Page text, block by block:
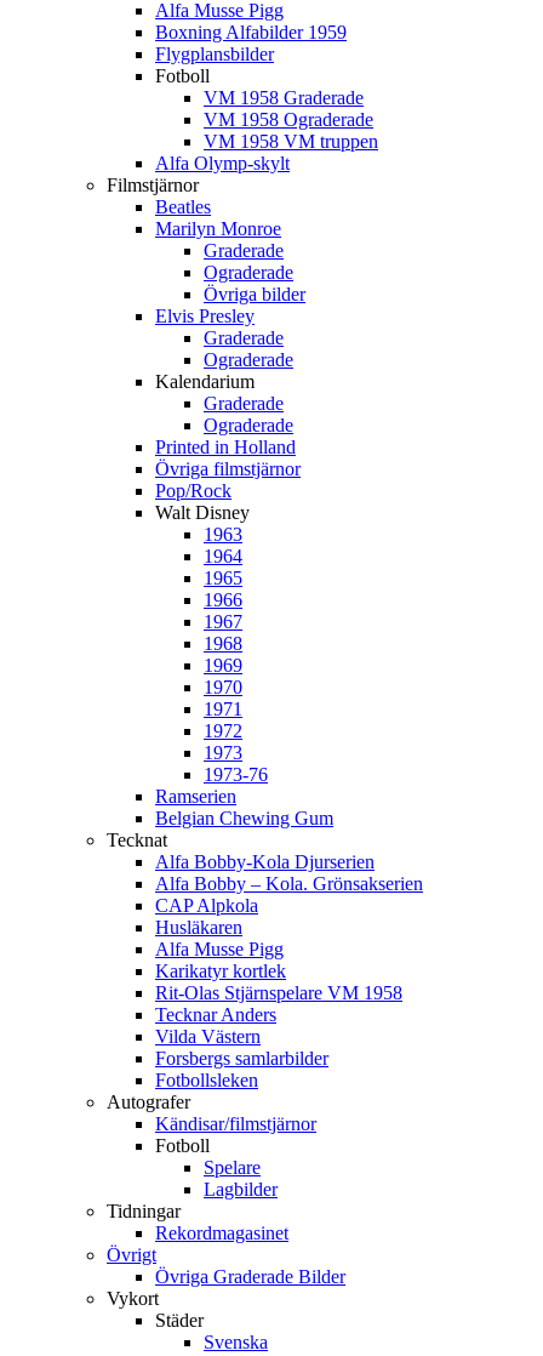
Alfa Musse Pigg
Boxning Alfabilder 1959
Flygplansbilder
Fotboll
VM 1958 Graderade
VM 1958 Ograderade
VM 1958 VM truppen
Alfa Olymp-skylt
Filmstjärnor
Beatles
Marilyn Monroe
Graderade
Ograderade
Övriga bilder
Elvis Presley
Graderade
Ograderade
Kalendarium
Graderade
Ograderade
Printed in Holland
Övriga filmstjärnor
Pop/Rock
Walt Disney
1963
1964
1965
1966
1967
1968
1969
1970
1971
1972
1973
1973-76
Ramserien
Belgian Chewing Gum
Tecknat
Alfa Bobby-Kola Djurserien
Alfa Bobby – Kola. Grönsakserien
CAP Alpkola
Husläkaren
Alfa Musse Pigg
Karikatyr kortlek
Rit-Olas Stjärnspelare VM 1958
Tecknar Anders
Vilda Västern
Forsbergs samlarbilder
Fotbollsleken
Autografer
Kändisar/filmstjärnor
Fotboll
Spelare
Lagbilder
Tidningar
Rekordmagasinet
Övrigt
Övriga Graderade Bilder
Vykort
Städer
Svenska